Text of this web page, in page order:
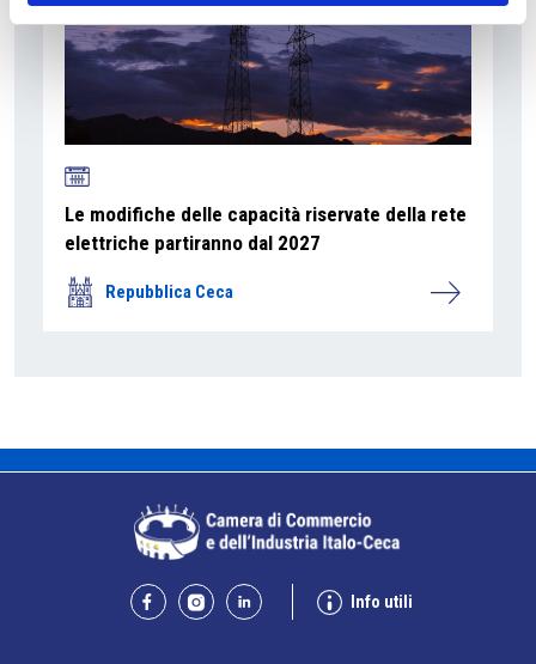
Le modifiche delle capacità riservate della rete
elettriche partiranno dal 2027
Repubblica Ceca
Info utili